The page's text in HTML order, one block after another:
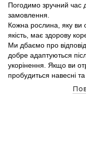
Погодимо зручний час
замовлення.
Кожна рослина, яку ви
якість, має здорову
Ми дбаємо про
добре адаптуються
укорінення. Якщо ви
пробудиться навесні та